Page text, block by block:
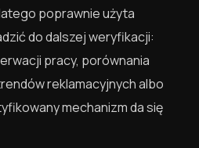
poprawnie użyta
do dalszej weryfikacji:
pracy, porównania
reklamacyjnych albo
mechanizm da się